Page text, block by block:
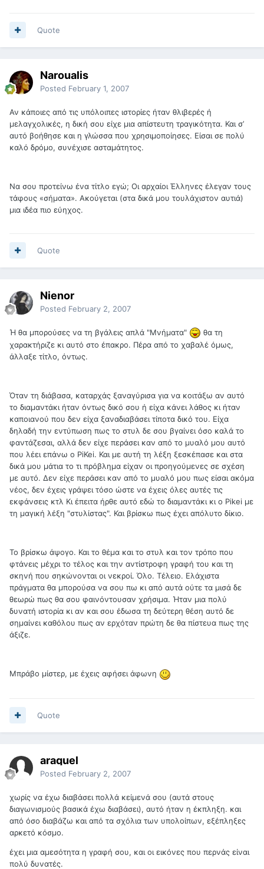
Quote
Naroualis
Posted February 1, 2007
Αν κάποιες από τις υπόλοιπες ιστορίες ήταν θλιβερές ή
μελαγχολικές, η δική σου είχε μια απίστευτη τραγικότητα. Και σ’
αυτό βοήθησε και η γλώσσα που χρησιμοποίησες. Είσαι σε πολύ
καλό δρόμο, συνέχισε ασταμάτητος.
Να σου προτείνω ένα τίτλο εγώ; Οι αρχαίοι Έλληνες έλεγαν τους
τάφους «σήματα». Ακούγεται (στα δικά μου τουλάχιστον αυτιά)
μια ιδέα πιο εύηχος.
Quote
Nienor
Posted February 2, 2007
Ή θα μπορούσες να τη βγάλεις απλά "Μνήματα"
θα τη
χαρακτήριζε κι αυτό στο έπακρο. Πέρα από το χαβαλέ όμως,
άλλαξε τίτλο, όντως.
Όταν τη διάβασα, καταρχάς ξαναγύρισα για να κοιτάξω αν αυτό
το διαμαντάκι ήταν όντως δικό σου ή είχα κάνει λάθος κι ήταν
καποιανού που δεν είχα ξαναδιαβάσει τίποτα δικό του. Είχα
δηλαδή την εντύπωση πως το στυλ δε σου βγαίνει όσο καλά το
φαντάζεσαι, αλλά δεν είχε περάσει καν από το μυαλό μου αυτό
που λέει επάνω ο PiKei. Και με αυτή τη λέξη ξεσκέπασε και στα
δικά μου μάτια το τι πρόβλημα είχαν οι προηγούμενες σε σχέση
με αυτό. Δεν είχε περάσει καν από το μυαλό μου πως είσαι ακόμα
νέος, δεν έχεις γράψει τόσο ώστε να έχεις όλες αυτές τις
εκφάνσεις κτλ Κι έπειτα ήρθε αυτό εδώ το διαμαντάκι κι ο Pikei με
τη μαγική λέξη "στυλίστας". Και βρίσκω πως έχει απόλυτο δίκιο.
Το βρίσκω άψογο. Και το θέμα και το στυλ και τον τρόπο που
φτάνεις μέχρι το τέλος και την αντίστροφη γραφή του και τη
σκηνή που σηκώνονται οι νεκροί. Όλο. Τέλειο. Ελάχιστα
πράγματα θα μπορούσα να σου πω κι από αυτά ούτε τα μισά δε
θεωρώ πως θα σου φαινόντουσαν χρήσιμα. Ήταν μια πολύ
δυνατή ιστορία κι αν και σου έδωσα τη δεύτερη θέση αυτό δε
σημαίνει καθόλου πως αν ερχόταν πρώτη δε θα πίστευα πως της
άξιζε.
Μπράβο μίστερ, με έχεις αφήσει άφωνη
Quote
araquel
Posted February 2, 2007
χωρίς να έχω διαβάσει πολλά κείμενά σου (αυτά στους
διαγωνισμούς βασικά έχω διαβάσει), αυτό ήταν η έκπληξη. και
από όσο διαβάζω και από τα σχόλια των υπολοίπων, εξέπληξες
αρκετό κόσμο.
έχει μια αμεσότητα η γραφή σου, και οι εικόνες που περνάς είναι
πολύ δυνατές.